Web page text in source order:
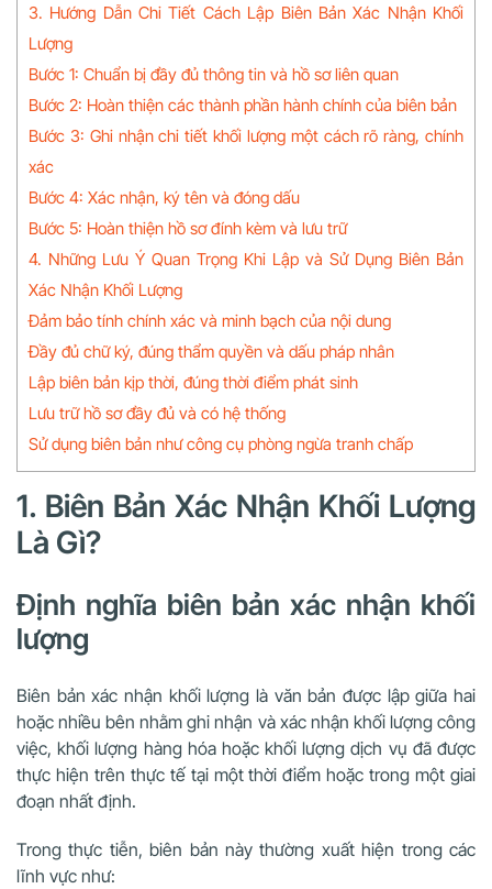
3. Hướng Dẫn Chi Tiết Cách Lập Biên Bản Xác Nhận Khối
Lượng
Bước 1: Chuẩn bị đầy đủ thông tin và hồ sơ liên quan
Bước 2: Hoàn thiện các thành phần hành chính của biên bản
Bước 3: Ghi nhận chi tiết khối lượng một cách rõ ràng, chính
xác
Bước 4: Xác nhận, ký tên và đóng dấu
Bước 5: Hoàn thiện hồ sơ đính kèm và lưu trữ
4. Những Lưu Ý Quan Trọng Khi Lập và Sử Dụng Biên Bản
Xác Nhận Khối Lượng
Đảm bảo tính chính xác và minh bạch của nội dung
Đầy đủ chữ ký, đúng thẩm quyền và dấu pháp nhân
Lập biên bản kịp thời, đúng thời điểm phát sinh
Lưu trữ hồ sơ đầy đủ và có hệ thống
Sử dụng biên bản như công cụ phòng ngừa tranh chấp
1. Biên Bản Xác Nhận Khối Lượng
Là Gì?
Định nghĩa biên bản xác nhận khối
lượng
Biên bản xác nhận khối lượng là văn bản được lập giữa hai
hoặc nhiều bên nhằm ghi nhận và xác nhận khối lượng công
việc, khối lượng hàng hóa hoặc khối lượng dịch vụ đã được
thực hiện trên thực tế tại một thời điểm hoặc trong một giai
đoạn nhất định.
Trong thực tiễn, biên bản này thường xuất hiện trong các
lĩnh vực như: